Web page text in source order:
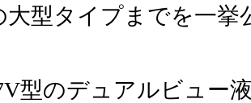
大型タイプまでを一挙
型のデュアルビュー